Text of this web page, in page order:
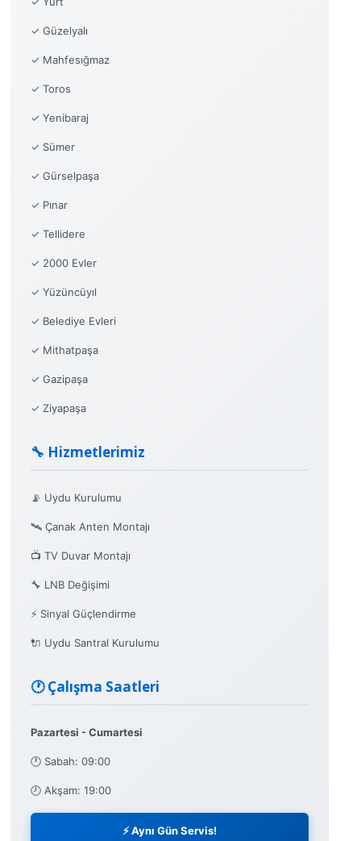
✓ Güzelyalı
✓ Mahfesığmaz
✓ Toros
✓ Yenibaraj
✓ Sümer
✓ Gürselpaşa
✓ Pınar
✓ Tellidere
✓ 2000 Evler
✓ Yüzüncüyıl
✓ Belediye Evleri
✓ Mithatpaşa
✓ Gazipaşa
✓ Ziyapaşa
🔧 Hizmetlerimiz
📡 Uydu Kurulumu
🛰️ Çanak Anten Montajı
📺 TV Duvar Montajı
🔧 LNB Değişimi
⚡ Sinyal Güçlendirme
🔌 Uydu Santral Kurulumu
🕐 Çalışma Saatleri
Pazartesi - Cumartesi
🕐 Sabah: 09:00
🕗 Akşam: 19:00
⚡ Aynı Gün Servis!